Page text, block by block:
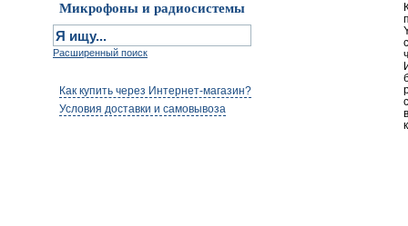
Микрофоны и радиосистемы
Расширенный поиск
Как купить через Интернет-магазин?
Условия доставки и самовывоза